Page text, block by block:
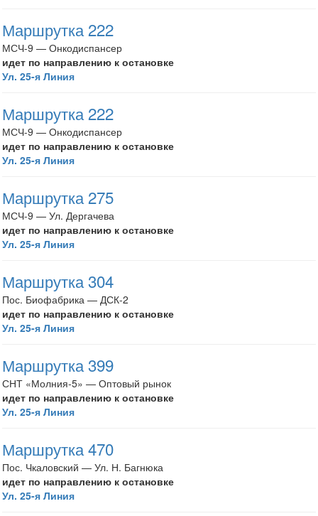
Маршрутка 222
МСЧ-9 — Онкодиспансер
идет по направлению к остановке
Ул. 25-я Линия
Маршрутка 222
МСЧ-9 — Онкодиспансер
идет по направлению к остановке
Ул. 25-я Линия
Маршрутка 275
МСЧ-9 — Ул. Дергачева
идет по направлению к остановке
Ул. 25-я Линия
Маршрутка 304
Пос. Биофабрика — ДСК-2
идет по направлению к остановке
Ул. 25-я Линия
Маршрутка 399
СНТ «Молния-5» — Оптовый рынок
идет по направлению к остановке
Ул. 25-я Линия
Маршрутка 470
Пос. Чкаловский — Ул. Н. Багнюка
идет по направлению к остановке
Ул. 25-я Линия